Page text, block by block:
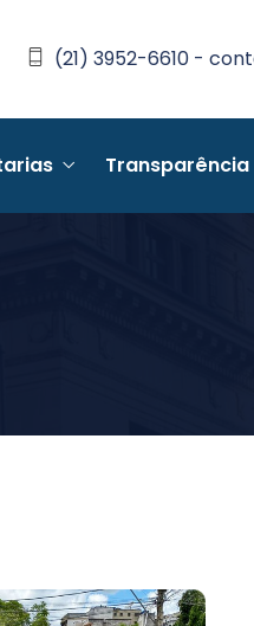
(21) 3952-6610 -
Transparência